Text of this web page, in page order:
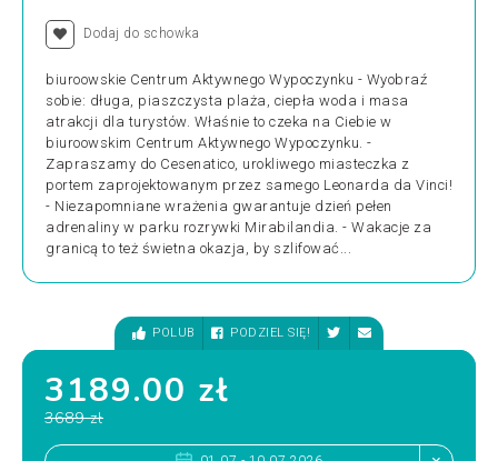
Dodaj do schowka
biuroowskie Centrum Aktywnego Wypoczynku - Wyobraź
sobie: długa, piaszczysta plaża, ciepła woda i masa
atrakcji dla turystów. Właśnie to czeka na Ciebie w
biuroowskim Centrum Aktywnego Wypoczynku. -
Zapraszamy do Cesenatico, urokliwego miasteczka z
portem zaprojektowanym przez samego Leonarda da Vinci!
- Niezapomniane wrażenia gwarantuje dzień pełen
adrenaliny w parku rozrywki Mirabilandia. - Wakacje za
granicą to też świetna okazja, by szlifować...
POLUB PODZIEL SIĘ!
3189.00 zł
3689 zł